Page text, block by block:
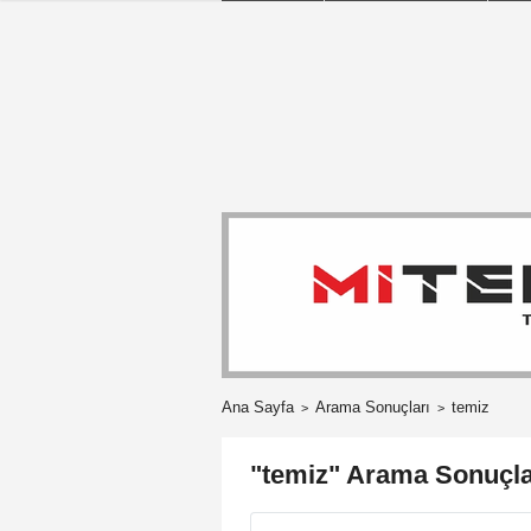
Ana Sayfa Arama Sonuçları temiz
"temiz" Arama